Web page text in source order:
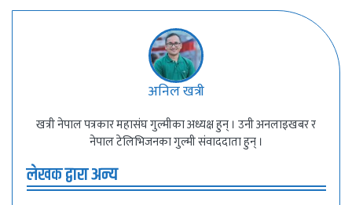
अनिल खत्री
खत्री नेपाल पत्रकार महासंघ गुल्मीका अध्यक्ष हुन् । उनी अनलाइखबर र
नेपाल टेलिभिजनका गुल्मी संवाददाता हुन् ।
लेखक द्वारा अन्य